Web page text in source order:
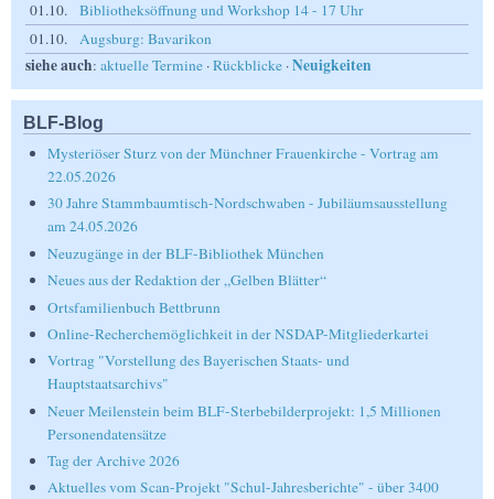
01.10.
Bibliotheksöffnung und Workshop 14 - 17 Uhr
01.10.
Augsburg: Bavarikon
siehe auch: aktuelle Termine ·Rückblicke ·Neuigkeiten
BLF-Blog
Mysteriöser Sturz von der Münchner Frauenkirche - Vortrag am
22.05.2026
30 Jahre Stammbaumtisch-Nordschwaben - Jubiläumsausstellung
am 24.05.2026
Neuzugänge in der BLF-Bibliothek München
Neues aus der Redaktion der „Gelben Blätter“
Ortsfamilienbuch Bettbrunn
Online-Recherchemöglichkeit in der NSDAP-Mitgliederkartei
Vortrag "Vorstellung des Bayerischen Staats- und
Hauptstaatsarchivs"
Neuer Meilenstein beim BLF-Sterbebilderprojekt: 1,5 Millionen
Personendatensätze
Tag der Archive 2026
Aktuelles vom Scan-Projekt "Schul-Jahresberichte" - über 3400